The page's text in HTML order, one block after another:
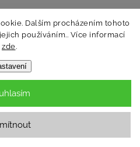
Dalším procházením tohoto
používáním.. Více informací
zde.
Outlast® - sv.meruňková